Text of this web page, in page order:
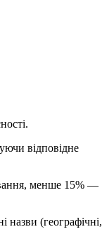
відповідне
менше 15% —
назви (географічні,